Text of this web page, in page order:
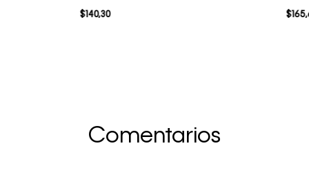
$140,30 $165,
Comentarios